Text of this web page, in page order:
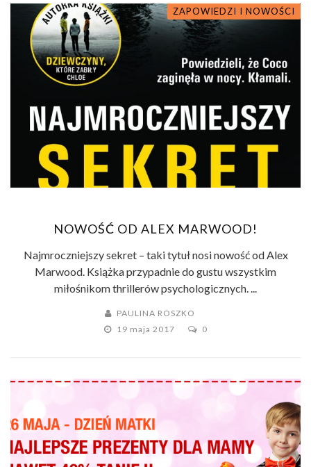
ZAPOWIEDZI I NOWOŚCI
NOWOŚĆ OD ALEX MARWOOD!
Najmroczniejszy sekret – taki tytuł nosi nowość od Alex
Marwood. Książka przypadnie do gustu wszystkim
miłośnikom thrillerów psychologicznych. ...
PAULINA ROSZKO
19 maja 2017
0